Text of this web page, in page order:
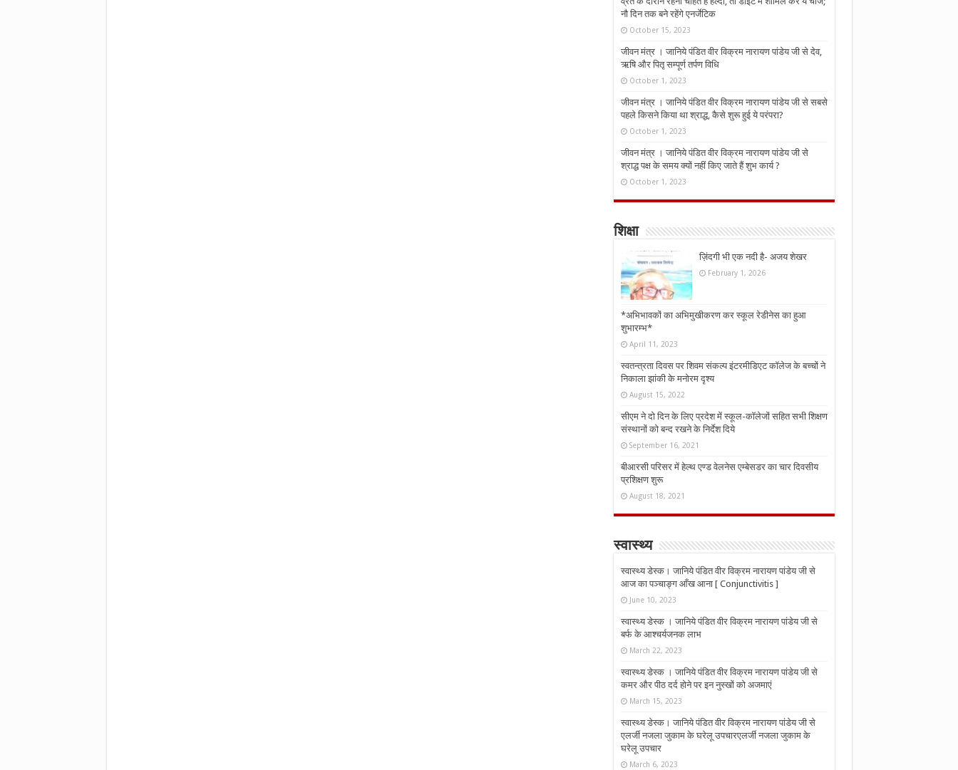
नौ दिन तक बने रहेंगे एनर्जेटिक
October 15, 2023
जीवन मंत्र । जानिये पंडित वीर विक्रम नारायण पांडेय जी से देव,
ऋषि और पितृ सम्पूर्ण तर्पण विधि
October 1, 2023
जीवन मंत्र । जानिये पंडित वीर विक्रम नारायण पांडेय जी से सबसे
पहले किसने किया था श्राद्ध, कैसे शुरू हुई ये परंपरा?
October 1, 2023
जीवन मंत्र । जानिये पंडित वीर विक्रम नारायण पांडेय जी से
श्राद्ध पक्ष के समय क्यों नहीं किए जाते हैं शुभ कार्य ?
October 1, 2023
शिक्षा
ज़िंदगी भी एक नदी है- अजय शेखर
February 1, 2026
*अभिभावकों का अभिमुखीकरण कर स्कूल रेडीनेस का हुआ
शुभारम्भ*
April 11, 2023
स्वतन्त्रता दिवस पर शिवम संकल्प इंटरमीडिएट कॉलेज के बच्चों ने
निकाला झांकी के मनोरम दृश्य
August 15, 2022
सीएम ने दो दिन के लिए प्रदेश में स्कूल-कॉलेजों सहित सभी शिक्षण
संस्थानों को बन्द रखने के निर्देश दिये
September 16, 2021
बीआरसी परिसर में हेल्थ एण्ड वेलनेस एम्बेसडर का चार दिवसीय
प्रशिक्षण शुरू
August 18, 2021
स्वास्थ्य
स्वास्थ्य डेस्क। जानिये पंडित वीर विक्रम नारायण पांडेय जी से
आज का पञ्चाङ्ग आँख आना [ Conjunctivitis ]
June 10, 2023
स्वास्थ्य डेस्क । जानिये पंडित वीर विक्रम नारायण पांडेय जी से
बर्फ के आश्चर्यजनक लाभ
March 22, 2023
स्वास्थ्य डेस्क । जानिये पंडित वीर विक्रम नारायण पांडेय जी से
कमर और पीठ दर्द होने पर इन नुस्‍खों को अजमाएं
March 15, 2023
स्वास्थ्य डेस्क। जानिये पंडित वीर विक्रम नारायण पांडेय जी से
एलर्जी नजला जुकाम के घरेलू उपचारएलर्जी नजला जुकाम के
घरेलू उपचार
March 6, 2023